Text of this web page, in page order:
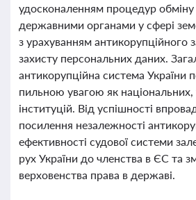
удосконаленням процедур
державними органами у сфері
з урахуванням антикорупційного
захисту персональних даних.
антикорупційна система України
пильною увагою як національних,
інституцій. Від успішності
посилення незалежності
ефективності судової системи
рух України до членства в ЄС та
верховенства права в державі.